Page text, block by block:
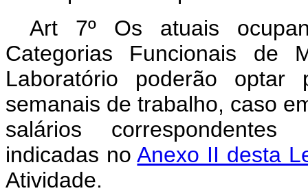
Art 7º Os atuais
Categorias Funcionais de
Laboratório poderão
semanais de trabalho, caso
salários correspondentes
indicadas noAnexo II desta
Atividade.